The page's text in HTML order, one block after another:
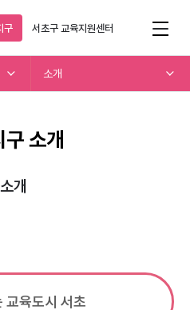
구 서초구교육지원센터
소개
소개
개​
교육도시 서초